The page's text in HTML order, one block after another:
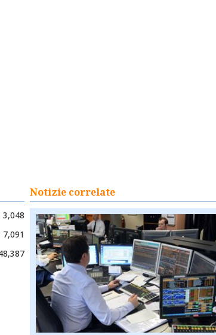
3,048
7,091
Notizie correlate